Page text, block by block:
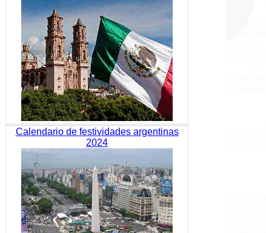
Calendario de festividades argentinas
2024